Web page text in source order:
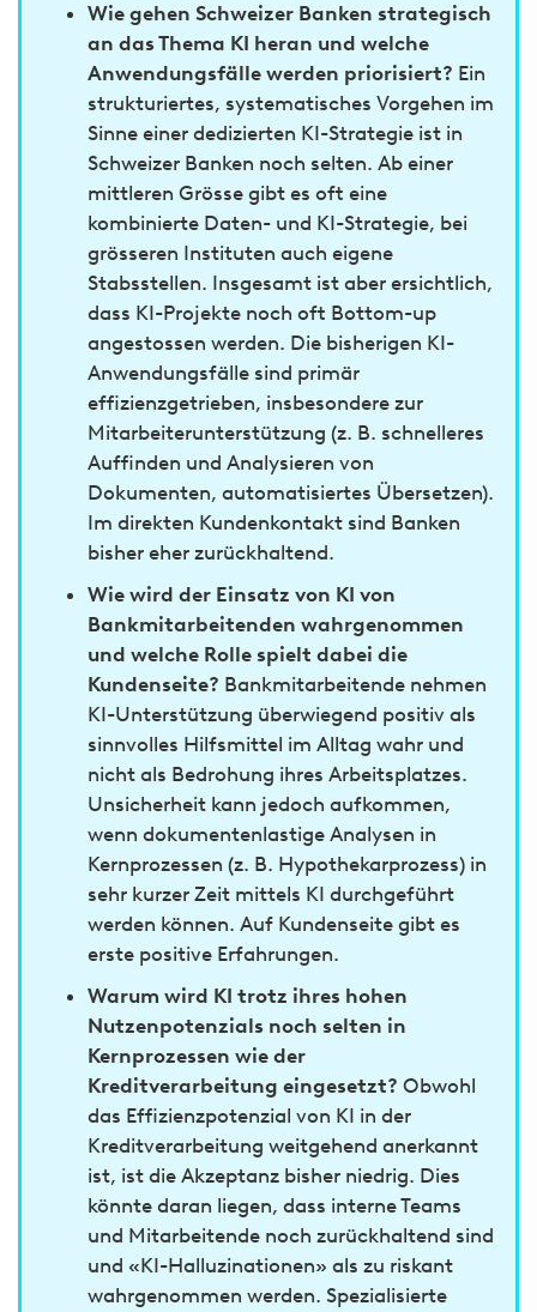
Wie gehen Schweizer Banken strategisch
an das Thema KI heran und welche
Anwendungsfälle werden priorisiert? Ein
strukturiertes, systematisches Vorgehen im
Sinne einer dedizierten KI-Strategie ist in
Schweizer Banken noch selten. Ab einer
mittleren Grösse gibt es oft eine
kombinierte Daten- und KI-Strategie, bei
grösseren Instituten auch eigene
Stabsstellen. Insgesamt ist aber ersichtlich,
dass KI-Projekte noch oft Bottom-up
angestossen werden. Die bisherigen KI-
Anwendungsfälle sind primär
effizienzgetrieben, insbesondere zur
Mitarbeiterunterstützung (z. B. schnelleres
Auffinden und Analysieren von
Dokumenten, automatisiertes Übersetzen).
Im direkten Kundenkontakt sind Banken
bisher eher zurückhaltend.
Wie wird der Einsatz von KI von
Bankmitarbeitenden wahrgenommen
und welche Rolle spielt dabei die
Kundenseite? Bankmitarbeitende nehmen
KI-Unterstützung überwiegend positiv als
sinnvolles Hilfsmittel im Alltag wahr und
nicht als Bedrohung ihres Arbeitsplatzes.
Unsicherheit kann jedoch aufkommen,
wenn dokumentenlastige Analysen in
Kernprozessen (z. B. Hypothekarprozess) in
sehr kurzer Zeit mittels KI durchgeführt
werden können. Auf Kundenseite gibt es
erste positive Erfahrungen.
Warum wird KI trotz ihres hohen
Nutzenpotenzials noch selten in
Kernprozessen wie der
Kreditverarbeitung eingesetzt? Obwohl
das Effizienzpotenzial von KI in der
Kreditverarbeitung weitgehend anerkannt
ist, ist die Akzeptanz bisher niedrig. Dies
könnte daran liegen, dass interne Teams
und Mitarbeitende noch zurückhaltend sind
und «KI-Halluzinationen» als zu riskant
wahrgenommen werden. Spezialisierte